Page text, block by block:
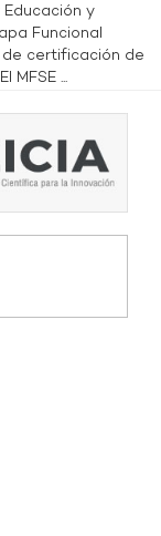
y
Funcional
de certificación de
...